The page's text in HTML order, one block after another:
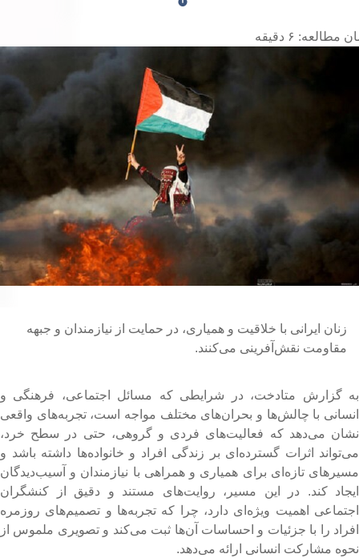
مطالعه: ۶ دقیقه
زنان ایرانی با خلاقیت و همیاری، در حمایت از نیازمندان و جبهه
مقاومت نقش‌آفرینی می‌کنند.
گزارش متادخت، در شرایطی که مسائل اجتماعی، فرهنگی و
با چالش‌ها و بحران‌های مختلف مواجه است، تجربه‌های واقعی
می‌دهد که فعالیت‌های فردی و گروهی، حتی در سطح خرد،
اثرات گسترده‌ای بر زندگی افراد و خانواده‌ها داشته باشد و
تازه‌ای برای همیاری و همراهی با نیازمندان و آسیب‌دیدگان
کند. در این مسیر، روایت‌های مستند و دقیق از کنشگران
اهمیت ویژه‌ای دارد، چرا که تجربه‌ها و تصمیم‌های روزمره
را با جزئیات و احساسات آن‌ها ثبت می‌کند و تصویری ملموس از
مشارکت انسانی ارائه می‌دهد.